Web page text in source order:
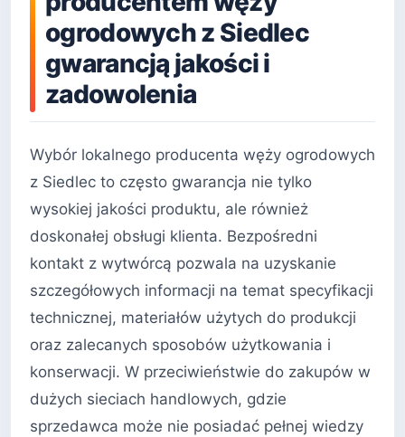
ogrodowych z Siedlec
gwarancją jakości i
zadowolenia
Wybór lokalnego producenta węży ogrodowych
z Siedlec to często gwarancja nie tylko
wysokiej jakości produktu, ale również
doskonałej obsługi klienta. Bezpośredni
kontakt z wytwórcą pozwala na uzyskanie
szczegółowych informacji na temat specyfikacji
technicznej, materiałów użytych do produkcji
oraz zalecanych sposobów użytkowania i
konserwacji. W przeciwieństwie do zakupów w
dużych sieciach handlowych, gdzie
sprzedawca może nie posiadać pełnej wiedzy